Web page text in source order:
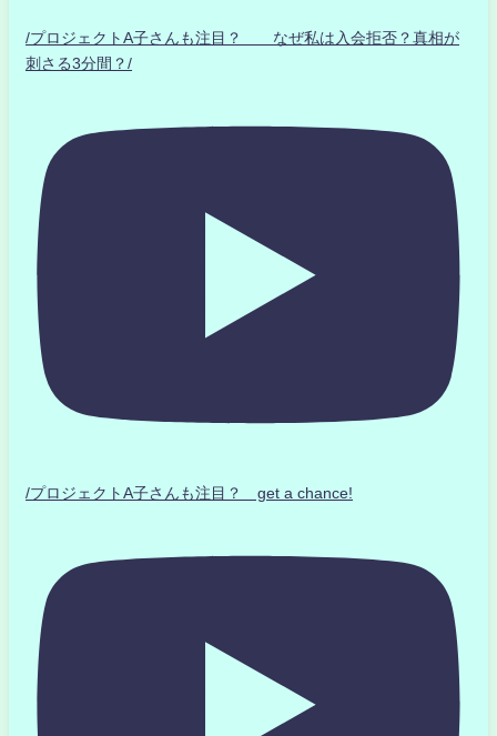
/プロジェクトA子さんも注目？ なぜ私は入会拒否？真相が
刺さる3分間？/
/プロジェクトA子さんも注目？ get a chance!